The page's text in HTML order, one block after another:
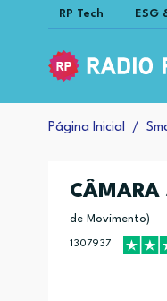
RP Tech ESG
Página Inicial
CÂMARA
de Movimento)
1307937